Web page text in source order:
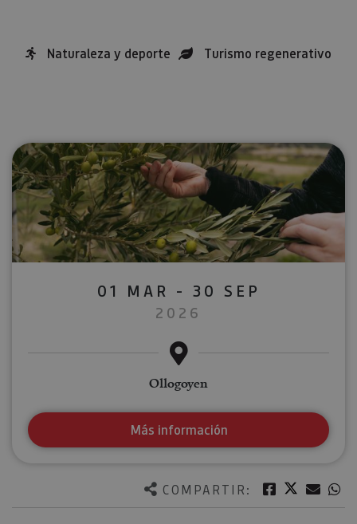
Naturaleza y deporte Turismo regenerativo
COMPARTIR: Facebook
Twitter
01 MAR - 30 SEP
2026
Ollogoyen
Más información